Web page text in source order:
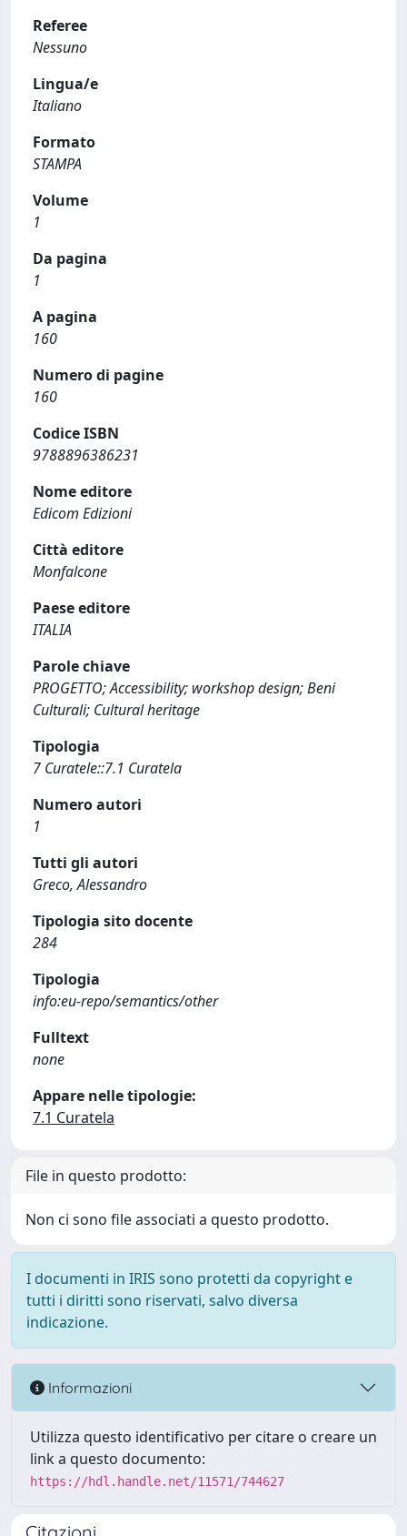
Referee
Nessuno
Lingua/e
Italiano
Formato
STAMPA
Volume
1
Da pagina
1
A pagina
160
Numero di pagine
160
Codice ISBN
9788896386231
Nome editore
Edicom Edizioni
Città editore
Monfalcone
Paese editore
ITALIA
Parole chiave
PROGETTO; Accessibility; workshop design; Beni
Culturali; Cultural heritage
Tipologia
7 Curatele::7.1 Curatela
Numero autori
1
Tutti gli autori
Greco, Alessandro
Tipologia sito docente
284
Tipologia
info:eu-repo/semantics/other
Fulltext
none
Appare nelle tipologie:
7.1 Curatela
File in questo prodotto:
Non ci sono file associati a questo prodotto.
I documenti in IRIS sono protetti da copyright e
tutti i diritti sono riservati, salvo diversa
indicazione.
Informazioni
Utilizza questo identificativo per citare o creare un
link a questo documento:
https://hdl.handle.net/11571/744627